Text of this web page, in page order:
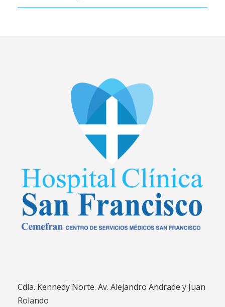
Cdla. Kennedy Norte. Av. Alejandro Andrade y Juan
Rolando